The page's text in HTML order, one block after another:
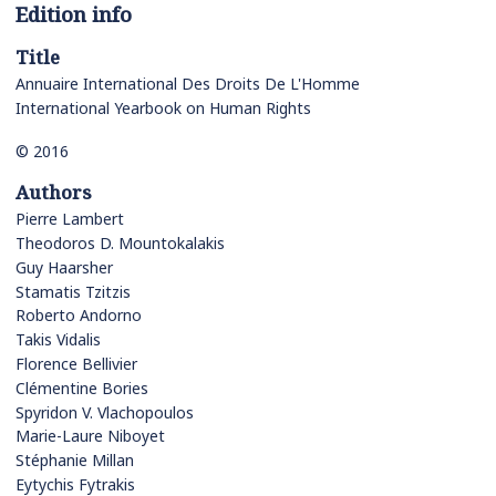
Edition info
Title
Annuaire International Des Droits De L'Homme
International Yearbook on Human Rights
© 2016
Authors
Pierre Lambert
Theodoros D. Mountokalakis
Guy Haarsher
Stamatis Tzitzis
Roberto Andorno
Takis Vidalis
Florence Bellivier
Clémentine Bories
Spyridon V. Vlachopoulos
Marie-Laure Niboyet
Stéphanie Millan
Eytychis Fytrakis